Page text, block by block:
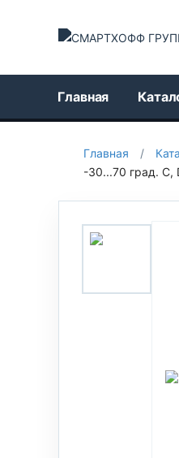
Главная
Главная /
-30...70 град. C,